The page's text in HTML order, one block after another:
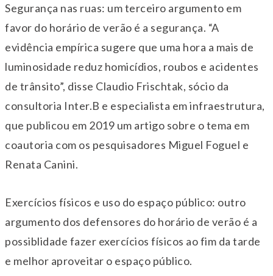
Segurança nas ruas: um terceiro argumento em
favor do horário de verão é a segurança. “A
evidência empírica sugere que uma hora a mais de
luminosidade reduz homicídios, roubos e acidentes
de trânsito”, disse Claudio Frischtak, sócio da
consultoria Inter.B e especialista em infraestrutura,
que publicou em 2019 um artigo sobre o tema em
coautoria com os pesquisadores Miguel Foguel e
Renata Canini.
Exercícios físicos e uso do espaço público: outro
argumento dos defensores do horário de verão é a
possiblidade fazer exercícios físicos ao fim da tarde
e melhor aproveitar o espaço público.